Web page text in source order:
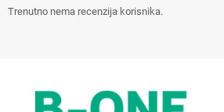
Trenutno nema recenzija korisnika.